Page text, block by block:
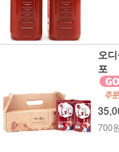
오
포
700